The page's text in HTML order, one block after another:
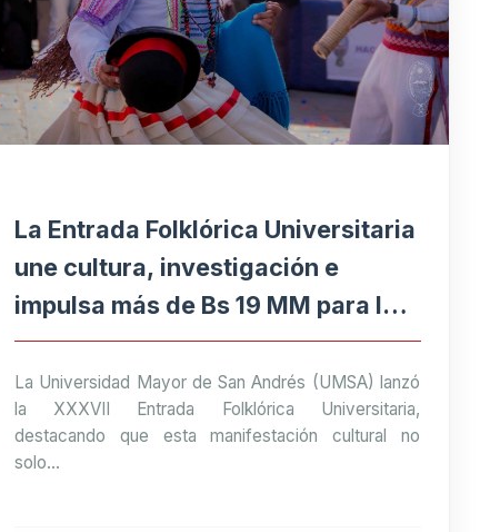
La Entrada Folklórica Universitaria
une cultura, investigación e
impulsa más de Bs 19 MM para la
economía paceña
La Universidad Mayor de San Andrés (UMSA) lanzó
la XXXVII Entrada Folklórica Universitaria,
destacando que esta manifestación cultural no
solo...